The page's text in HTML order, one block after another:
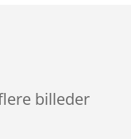
billeder